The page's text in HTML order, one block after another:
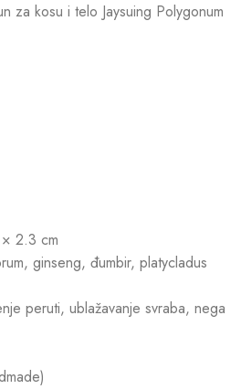
za kosu i telo Jaysuing Polygonum
2.3 cm
ginseng, đumbir, platycladus
peruti, ublažavanje svraba, nega